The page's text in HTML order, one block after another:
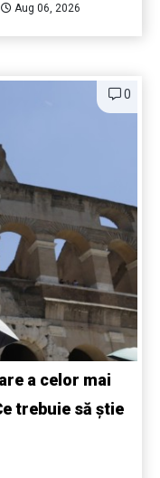
Aug 06, 2026
0
a celor mai
trebuie să știe